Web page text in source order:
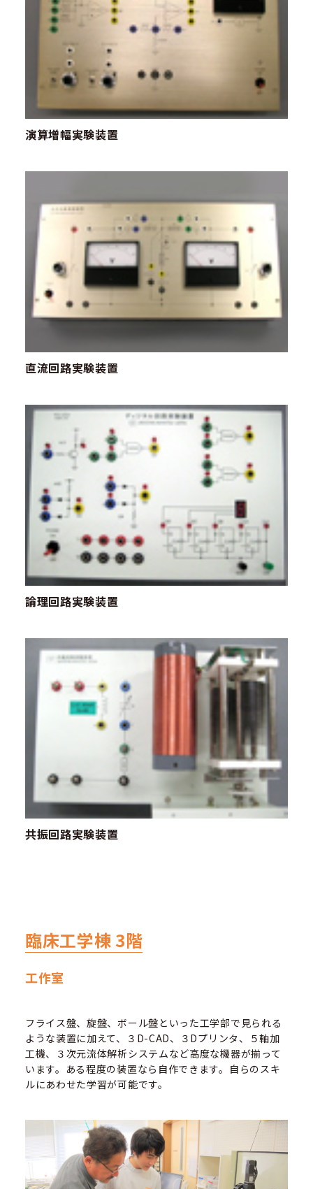
演算増幅実験装置
直流回路実験装置
論理回路実験装置
共振回路実験装置
臨床工学棟 3階
工作室
フライス盤、旋盤、ボール盤といった工学部で見られる
ような装置に加えて、３D-CAD、３Dプリンタ、５軸加
工機、３次元流体解析システムなど高度な機器が揃って
います。ある程度の装置なら自作できます。自らのスキ
ルにあわせた学習が可能です。